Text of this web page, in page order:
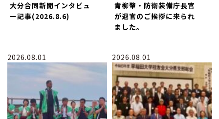
大分合同新聞インタビュ
ー記事(2026.8.6)
青柳肇・防衛装備庁長官
が退官のご挨拶に来られ
ました。
2026.08.01 2026.08.01